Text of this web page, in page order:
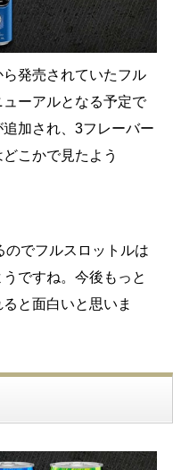
発売されていたフル
ーアルとなる予定で
加され、3フレーバー
こかで見たよう
のでフルスロットルは
ですね。今後もっと
と面白いと思いま